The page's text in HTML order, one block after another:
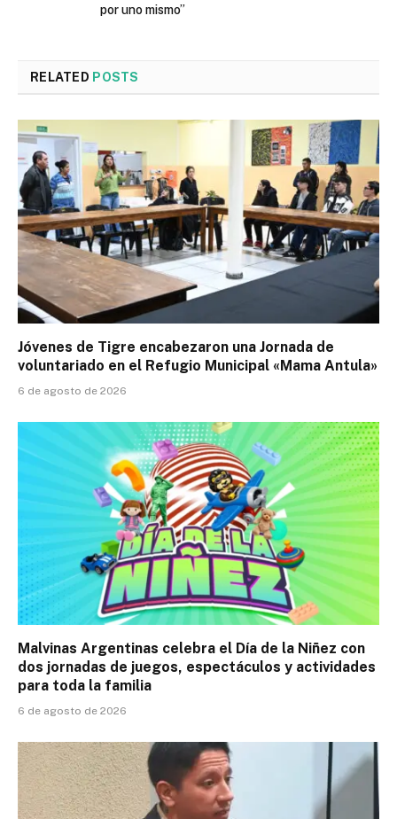
por uno mismo”
RELATED POSTS
Jóvenes de Tigre encabezaron una Jornada de
voluntariado en el Refugio Municipal «Mama Antula»
6 de agosto de 2026
Malvinas Argentinas celebra el Día de la Niñez con
dos jornadas de juegos, espectáculos y actividades
para toda la familia
6 de agosto de 2026